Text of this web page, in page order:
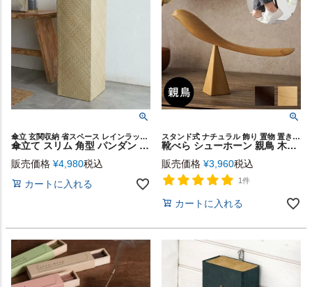
傘立 玄関収納 省スペース レインラック ギフト プレゼント 新生活 ヴィラ エスニック シンプル ホテルライク 結婚祝い 新築祝い
傘立て スリム 角型 パンダン ナチュラル かさ立て 傘 収納 カサ かさ カサ立て レインホルダー アンブレラスタンド ラック 店舗用 アジアン バリ モダン おしゃれ 北欧 [113]
販売価格 ¥4,980税込
カートに入れる
スタンド式 ナチュラル 飾り 置物 置き物 アート シューズ 靴 カフェ 店舗 室内 屋内 コーディネート デコレーション 可愛い カワイイ シンプル モダン ハンドメイド ギフト プレゼント
靴べら シューホーン 親鳥 木製 天然木 ウッド 鉄刀木 タガヤサン ビルマツゲ 約 W 28cm D 5cm H 18cm ブラウン ベージュ スタンド 付き バードオブジェ オブジェ 靴ベラ くつべら 鳥 バード かわいい 玄関 インテリア おしゃれ 北欧 リゾート 雑貨 西海岸 [94196]
販売価格 ¥3,960税込
1件
カートに入れる